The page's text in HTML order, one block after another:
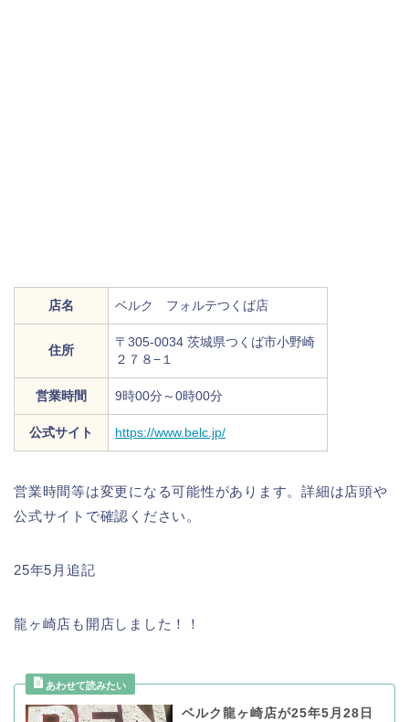
店名 ベルク フォルテつくば店
住所
〒305-0034 茨城県つくば市小野崎
２７８−１
営業時間 9時00分～0時00分
公式サイト https://www.belc.jp/
営業時間等は変更になる可能性があります。詳細は店頭や
公式サイトで確認ください。
25年5月追記
龍ヶ崎店も開店しました！！
ベルク龍ヶ崎店が25年5月28日